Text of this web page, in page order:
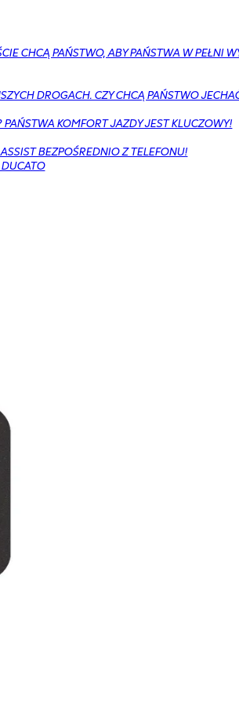
CHCĄ PAŃSTWO, ABY PAŃSTWA W PEŁNI
DROGACH. CZY CHCĄ PAŃSTWO
KOMFORT JAZDY JEST KLUCZOWY!
BEZPOŚREDNIO Z TELEFONU!